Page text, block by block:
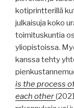
kotiprintterillä
julkaisuja koko
toimituskuntia
yliopistoissa.
kanssa tehty
is the process
each other